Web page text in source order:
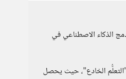
الذكاء الاصطناعي في
الخادع"، حيث يحصل